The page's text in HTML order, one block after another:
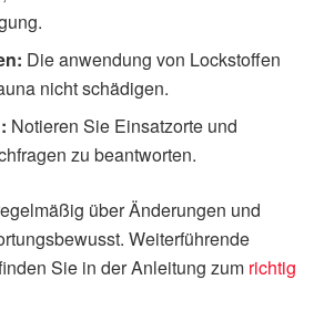
Die anwendung von Lockstoffen
nicht schädigen.
Notieren Sie Einsatzorte und
zu beantworten.
über Änderungen und
Weiterführende
Sie in der Anleitung zum richtig